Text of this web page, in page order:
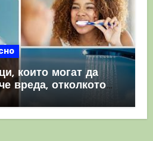
които могат да
вреда, отколкото